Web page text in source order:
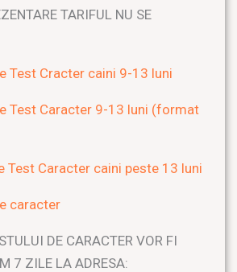
TARIFUL NU SE
Test Cracter caini 9-13 luni
Test Caracter 9-13 luni (format
Test Caracter caini peste 13 luni
caracter
DE CARACTER VOR FI
7 ZILE LA ADRESA: